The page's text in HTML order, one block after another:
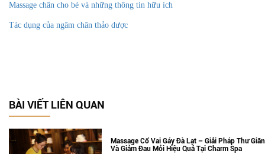
Massage chân cho bé và những thông tin hữu ích
Tác dụng của ngâm chân thảo dược
BÀI VIẾT LIÊN QUAN
Massage Cổ Vai Gáy Đà Lạt – Giải Pháp Thư Giãn
Và Giảm Đau Mỏi Hiệu Quả Tại Charm Spa